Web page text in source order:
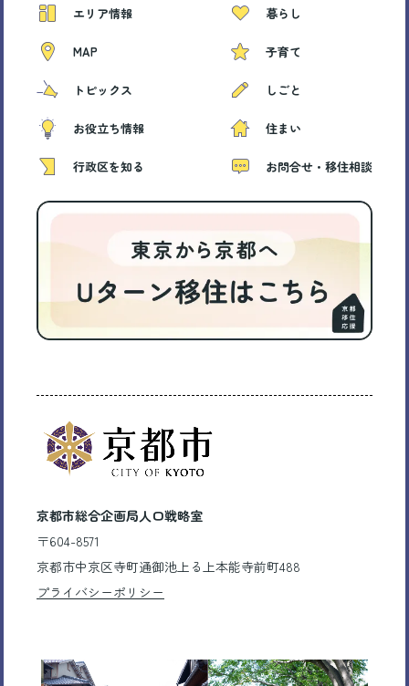
エリア情報
MAP
トピックス
お役立ち情報
行政区を知る
暮らし
子育て
しごと
住まい
お問合せ・移住相談
京都市総合企画局人口戦略室
〒604-8571
京都市中京区寺町通御池上る上本能寺前町488
プライバシーポリシー